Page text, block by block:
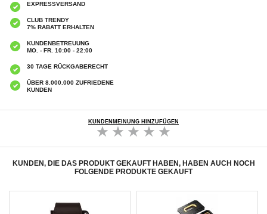
EXPRESSVERSAND
CLUB TRENDY
7% RABATT ERHALTEN
KUNDENBETREUUNG
MO. - FR. 10:00 - 22:00
30 TAGE RÜCKGABERECHT
ÜBER 8.000.000 ZUFRIEDENE
KUNDEN
KUNDENMEINUNG HINZUFÜGEN
KUNDEN, DIE DAS PRODUKT GEKAUFT HABEN, HABEN AUCH NOCH
FOLGENDE PRODUKTE GEKAUFT